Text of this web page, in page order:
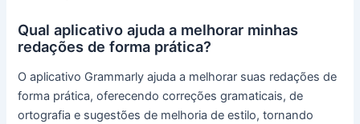
Qual aplicativo ajuda a melhorar minhas
redações de forma prática?
O aplicativo Grammarly ajuda a melhorar suas redações de
forma prática, oferecendo correções gramaticais, de
ortografia e sugestões de melhoria de estilo, tornando